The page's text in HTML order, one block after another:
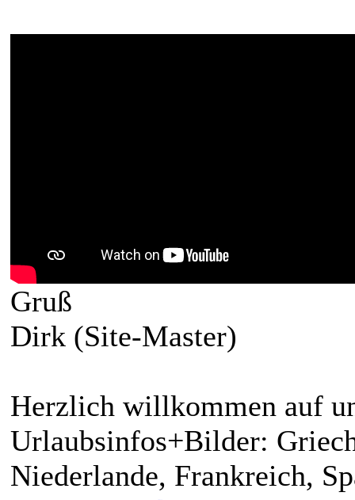
Gruß
Dirk (Site-Master)
Herzlich willkommen auf
Urlaubsinfos+Bilder:
Niederlande, Frankreich,